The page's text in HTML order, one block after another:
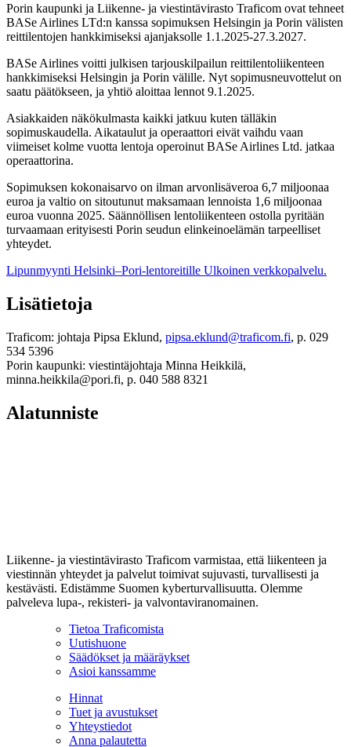
Porin kaupunki ja Liikenne- ja viestintävirasto Traficom ovat tehneet
BASe Airlines LTd:n kanssa sopimuksen Helsingin ja Porin välisten
reittilentojen hankkimiseksi ajanjaksolle 1.1.2025-27.3.2027.
BASe Airlines voitti julkisen tarjouskilpailun reittilentoliikenteen
hankkimiseksi Helsingin ja Porin välille. Nyt sopimusneuvottelut on
saatu päätökseen, ja yhtiö aloittaa lennot 9.1.2025.
Asiakkaiden näkökulmasta kaikki jatkuu kuten tälläkin
sopimuskaudella. Aikataulut ja operaattori eivät vaihdu vaan
viimeiset kolme vuotta lentoja operoinut BASe Airlines Ltd. jatkaa
operaattorina.
Sopimuksen kokonaisarvo on ilman arvonlisäveroa 6,7 miljoonaa
euroa ja valtio on sitoutunut maksamaan lennoista 1,6 miljoonaa
euroa vuonna 2025. Säännöllisen lentoliikenteen ostolla pyritään
turvaamaan erityisesti Porin seudun elinkeinoelämän tarpeelliset
yhteydet.
Lipunmyynti Helsinki–Pori-lentoreitille Ulkoinen verkkopalvelu.
Lisätietoja
Traficom: johtaja Pipsa Eklund, pipsa.eklund@traficom.fi, p. 029
534 5396
Porin kaupunki: viestintäjohtaja Minna Heikkilä,
minna.heikkila@pori.fi, p. 040 588 8321
Alatunniste
Liikenne- ja viestintävirasto Traficom varmistaa, että liikenteen ja
viestinnän yhteydet ja palvelut toimivat sujuvasti, turvallisesti ja
kestävästi. Edistämme Suomen kyberturvallisuutta. Olemme
palveleva lupa-, rekisteri- ja valvontaviranomainen.
Tietoa Traficomista
Uutishuone
Säädökset ja määräykset
Asioi kanssamme
Hinnat
Tuet ja avustukset
Yhteystiedot
Anna palautetta